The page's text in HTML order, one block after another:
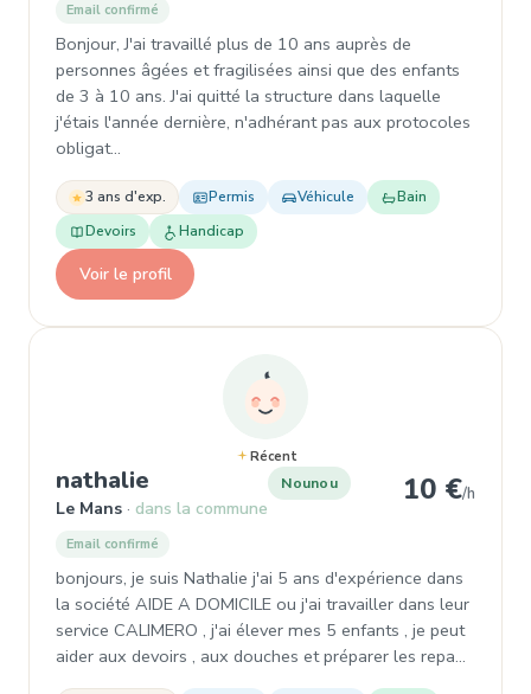
Email confirmé
Bonjour, J'ai travaillé plus de 10 ans auprès de
personnes âgées et fragilisées ainsi que des enfants
de 3 à 10 ans. J'ai quitté la structure dans laquelle
j'étais l'année dernière, n'adhérant pas aux protocoles
obligat…
3 ans d'exp. Permis Véhicule
Bain
Devoirs
Handicap
Voir le profil
Récent
nathalie , Nounou à Le Mans
Le Mans dans la commune
Nounou 10 €/h
Email confirmé
bonjours, je suis Nathalie j'ai 5 ans d'expérience dans
la société AIDE A DOMICILE ou j'ai travailler dans leur
service CALIMERO , j'ai élever mes 5 enfants , je peut
aider aux devoirs , aux douches et préparer les repa…